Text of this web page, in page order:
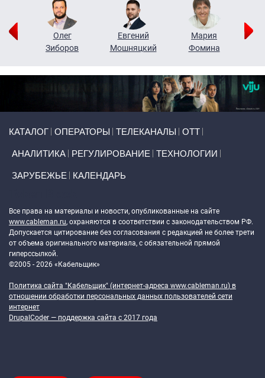
Олег
Зиборов
Евгений
Мошняцкий
Мария
Фомина
КАТАЛОГ ОПЕРАТОРЫ ТЕЛЕКАНАЛЫ ОТТ
АНАЛИТИКА РЕГУЛИРОВАНИЕ ТЕХНОЛОГИИ
ЗАРУБЕЖЬЕ КАЛЕНДАРЬ
Все права на материалы и новости, опубликованные на сайте
www.cableman.ru, охраняются в соответствии с законодательством РФ.
Допускается цитирование без согласования с редакцией не более трети
от объема оригинального материала, с обязательной прямой
гиперссылкой.
©2005 - 2026 «Кабельщик»
Политика сайта "Кабельщик" (интернет-адреса www.cableman.ru) в
отношении обработки персональных данных пользователей сети
интернет
DrupalCoder — поддержка сайта c 2017 года